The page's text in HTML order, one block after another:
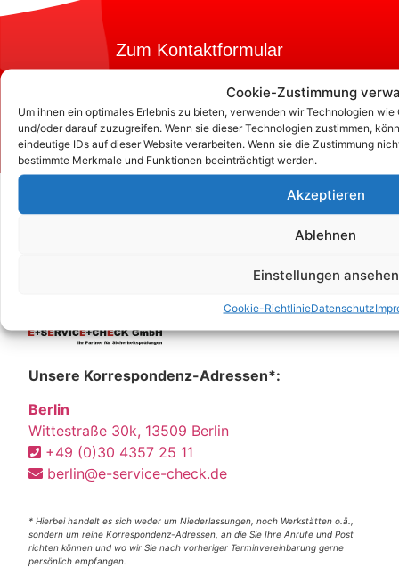
Cookie-Zustimmung
Um ihnen ein optimales Erlebnis zu bieten, verwenden wir Technologien
und/oder darauf zuzugreifen. Wenn sie dieser Technologien zustimmen,
eindeutige IDs auf dieser Website verarbeiten. Wenn sie die Zustimmung
bestimmte Merkmale und Funktionen beeinträchtigt werden.
Akzeptieren
Ablehnen
Einstellungen ansehen
Cookie-RichtlinieDatenschutz
Zum Kontaktformular
Kontakt
Unsere Korrespondenz-Adressen*:
Berlin
Wittestraße 30k, 13509 Berlin
+49 (0)30 4357 25 11
berlin@e-service-check.de
* Hierbei handelt es sich weder um Niederlassungen, noch Werkstätten o.ä.,
sondern um reine Korrespondenz-Adressen, an die Sie Ihre Anrufe und Post
richten können und wo wir Sie nach vorheriger Terminvereinbarung gerne
persönlich empfangen.